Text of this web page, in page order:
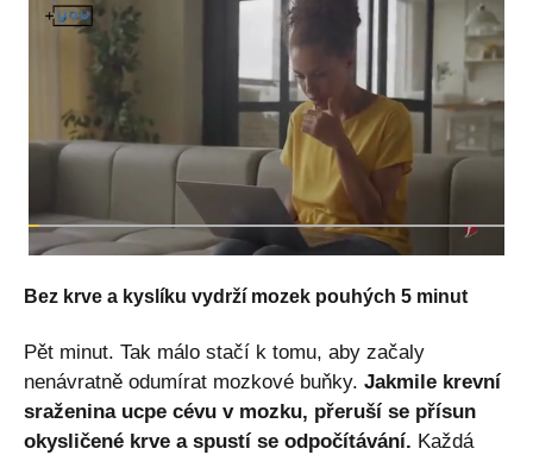
Bez krve a kyslíku vydrží mozek pouhých 5 minut
Pět minut. Tak málo stačí k tomu, aby začaly
nenávratně odumírat mozkové buňky. Jakmile krevní
sraženina ucpe cévu v mozku, přeruší se přísun
okysličené krve a spustí se odpočítávání. Každá